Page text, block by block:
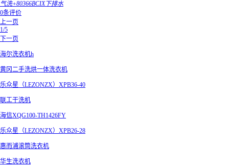
气洗+80366BCIX下排水
0条评价
上一页
1/5
下一页
海尔洗衣机h
黄冈二手洗烘一体洗衣机
乐众星（LEZONZX）XPB36-40
联工干洗机
海信XQG100-TH1426FY
乐众星（LEZONZX）XPB26-28
惠而浦滚筒洗衣机
华生洗衣机